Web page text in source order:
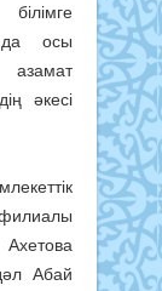
осы
азамат
әкесі
Абай